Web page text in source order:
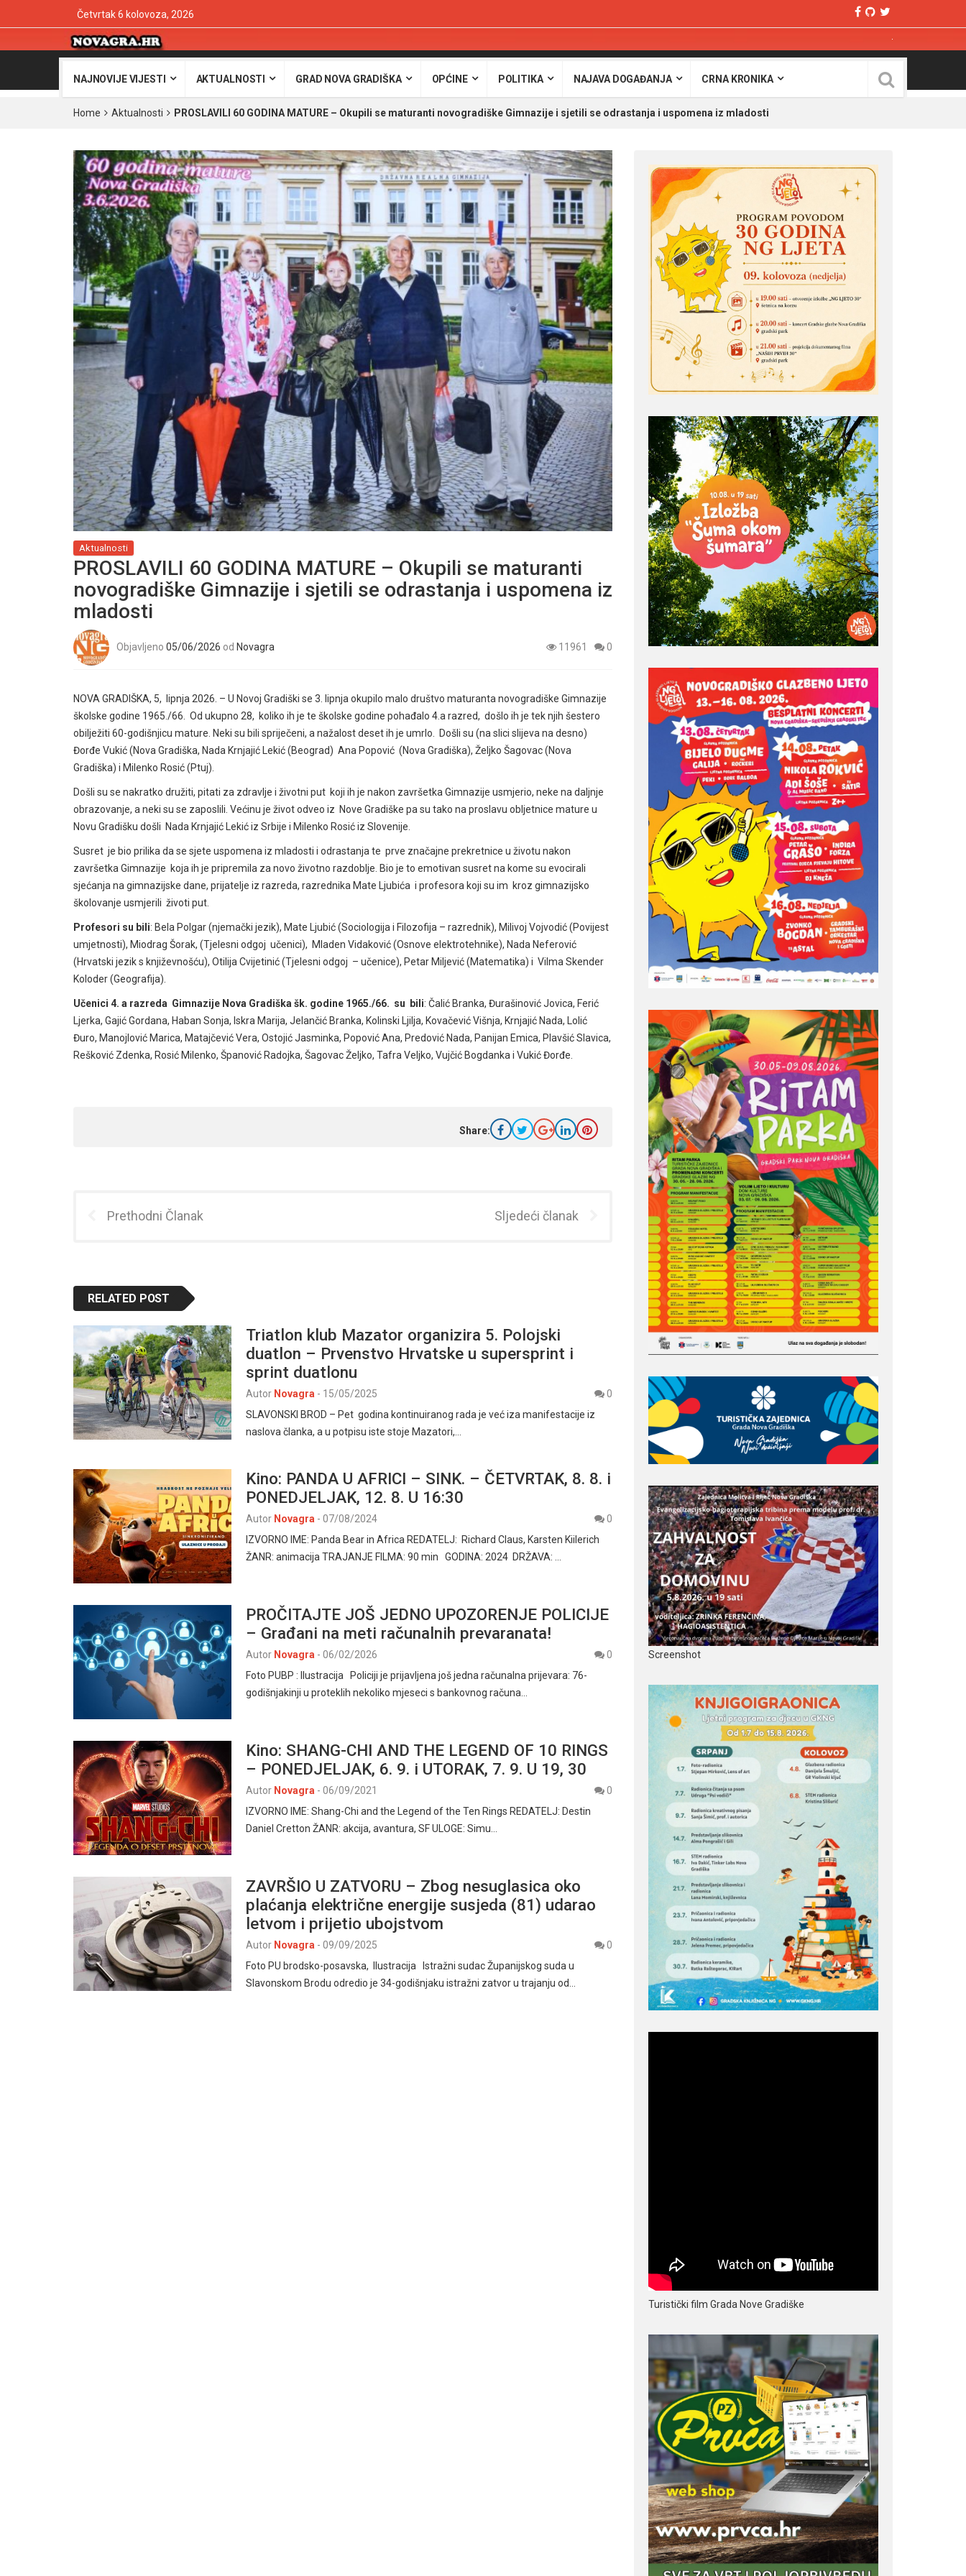
Četvrtak 6 kolovoza, 2026
NAJNOVIJE VIJESTI AKTUALNOSTI GRAD NOVA GRADIŠKA OPĆINE POLITIKA NAJAVA DOGAĐANJA CRNA KRONIKA
Home Aktualnosti PROSLAVILI 60 GODINA MATURE – Okupili se maturanti novogradiške Gimnazije i sjetili se odrastanja i uspomena iz mladosti
Aktualnosti
PROSLAVILI 60 GODINA MATURE – Okupili se maturanti
novogradiške Gimnazije i sjetili se odrastanja i uspomena iz
mladosti
Objavljeno 05/06/2026 od Novagra 11961 0
NOVA GRADIŠKA, 5, lipnja 2026. – U Novoj Gradiški se 3. lipnja okupilo malo društvo maturanta novogradiške Gimnazije
školske godine 1965./66. Od ukupno 28, koliko ih je te školske godine pohađalo 4.a razred, došlo ih je tek njih šestero
obilježiti 60-godišnjicu mature. Neki su bili spriječeni, a nažalost deset ih je umrlo. Došli su (na slici slijeva na desno)
Đorđe Vukić (Nova Gradiška, Nada Krnjajić Lekić (Beograd) Ana Popović (Nova Gradiška), Željko Šagovac (Nova
Gradiška) i Milenko Rosić (Ptuj).
Došli su se nakratko družiti, pitati za zdravlje i životni put koji ih je nakon završetka Gimnazije usmjerio, neke na daljnje
obrazovanje, a neki su se zaposlili. Većinu je život odveo iz Nove Gradiške pa su tako na proslavu obljetnice mature u
Novu Gradišku došli Nada Krnjajić Lekić iz Srbije i Milenko Rosić iz Slovenije.
Susret je bio prilika da se sjete uspomena iz mladosti i odrastanja te prve značajne prekretnice u životu nakon
završetka Gimnazije koja ih je pripremila za novo životno razdoblje. Bio je to emotivan susret na kome su evocirali
sjećanja na gimnazijske dane, prijatelje iz razreda, razrednika Mate Ljubića i profesora koji su im kroz gimnazijsko
školovanje usmjerili životi put.
Profesori su bili: Bela Polgar (njemački jezik), Mate Ljubić (Sociologija i Filozofija – razrednik), Milivoj Vojvodić (Povijest
umjetnosti), Miodrag Šorak, (Tjelesni odgoj učenici), Mladen Vidaković (Osnove elektrotehnike), Nada Neferović
(Hrvatski jezik s književnošću), Otilija Cvijetinić (Tjelesni odgoj – učenice), Petar Miljević (Matematika) i Vilma Skender
Koloder (Geografija).
Učenici 4. a razreda Gimnazije Nova Gradiška šk. godine 1965./66. su bili: Čalić Branka, Đurašinović Jovica, Ferić
Ljerka, Gajić Gordana, Haban Sonja, Iskra Marija, Jelančić Branka, Kolinski Ljilja, Kovačević Višnja, Krnjajić Nada, Lolić
Đuro, Manojlović Marica, Matajčević Vera, Ostojić Jasminka, Popović Ana, Predović Nada, Panijan Emica, Plavšić Slavica,
Rešković Zdenka, Rosić Milenko, Španović Radojka, Šagovac Željko, Tafra Veljko, Vujčić Bogdanka i Vukić Đorđe.
Share:
Prethodni Članak Sljedeći članak
RELATED POST
Triatlon klub Mazator organizira 5. Polojski
duatlon – Prvenstvo Hrvatske u supersprint i
sprint duatlonu
Autor Novagra - 15/05/2025
0
SLAVONSKI BROD – Pet godina kontinuiranog rada je već iza manifestacije iz
naslova članka, a u potpisu iste stoje Mazatori,…
Kino: PANDA U AFRICI – SINK. – ČETVRTAK, 8. 8. i
PONEDJELJAK, 12. 8. U 16:30
Autor Novagra - 07/08/2024
0
IZVORNO IME: Panda Bear in Africa REDATELJ: Richard Claus, Karsten Kiilerich
ŽANR: animacija TRAJANJE FILMA: 90 min GODINA: 2024 DRŽAVA: …
PROČITAJTE JOŠ JEDNO UPOZORENJE POLICIJE
– Građani na meti računalnih prevaranata!
Autor Novagra - 06/02/2026
0
Foto PUBP : Ilustracija Policiji je prijavljena još jedna računalna prijevara: 76-
godišnjakinji u proteklih nekoliko mjeseci s bankovnog računa…
Kino: SHANG-CHI AND THE LEGEND OF 10 RINGS
– PONEDJELJAK, 6. 9. i UTORAK, 7. 9. U 19, 30
Autor Novagra - 06/09/2021
0
IZVORNO IME: Shang-Chi and the Legend of the Ten Rings REDATELJ: Destin
Daniel Cretton ŽANR: akcija, avantura, SF ULOGE: Simu…
ZAVRŠIO U ZATVORU – Zbog nesuglasica oko
plaćanja električne energije susjeda (81) udarao
letvom i prijetio ubojstvom
Autor Novagra - 09/09/2025
0
Foto PU brodsko-posavska, Ilustracija Istražni sudac Županijskog suda u
Slavonskom Brodu odredio je 34-godišnjaku istražni zatvor u trajanju od…
Screenshot
Turistički film Grada Nove Gradiške